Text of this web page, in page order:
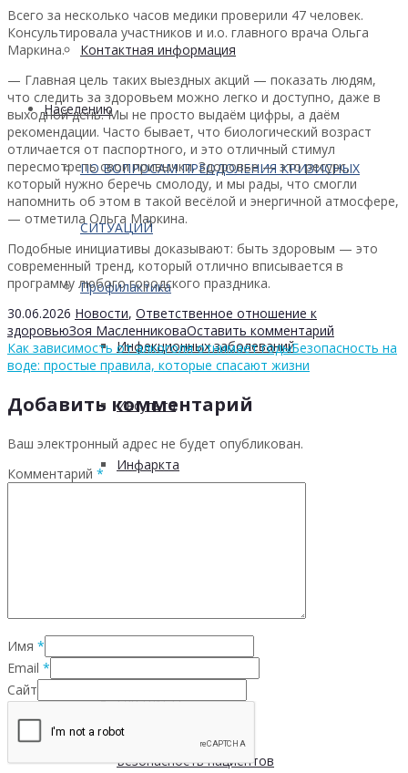
Контактная информация
Населению
ПО ВОПРОСАМ ПРЕОДОЛЕНИЯ КРИЗИСНЫХ
СИТУАЦИЙ
Профилактика
Инфекционных заболеваний
Инсульта
Инфаркта
ХОБЛ
Гепатита С
Безопасность пациентов
Всего за несколько часов медики проверили 47 человек.
Консультировала участников и и.о. главного врача Ольга
Маркина.
— Главная цель таких выездных акций — показать людям,
что следить за здоровьем можно легко и доступно, даже в
выходной день. Мы не просто выдаём цифры, а даём
рекомендации. Часто бывает, что биологический возраст
отличается от паспортного, и это отличный стимул
пересмотреть свои привычки. Здоровье — это ресурс,
который нужно беречь смолоду, и мы рады, что смогли
напомнить об этом в такой весёлой и энергичной атмосфере,
— отметила Ольга Маркина.
Подобные инициативы доказывают: быть здоровым — это
современный тренд, который отлично вписывается в
программу любого городского праздника.
30.06.2026 Новости, Ответственное отношение к
здоровьюЗоя МасленниковаОставить комментарий
Как зависимость от алкоголя отнимает годыБезопасность на
воде: простые правила, которые спасают жизни
Добавить комментарий
Ваш электронный адрес не будет опубликован.
Комментарий *
Имя *
Email *
Сайт